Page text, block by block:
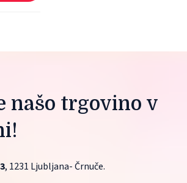
našo trgovino v
, 1231 Ljubljana- Črnuče.